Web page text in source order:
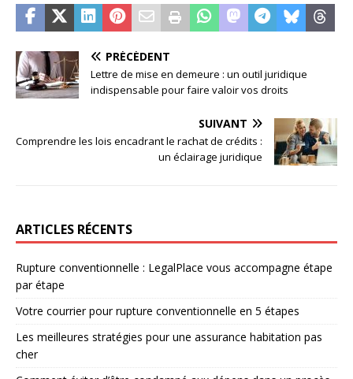
PRÉCÉDENT
Lettre de mise en demeure : un outil juridique
indispensable pour faire valoir vos droits
SUIVANT
Comprendre les lois encadrant le rachat de crédits :
un éclairage juridique
ARTICLES RÉCENTS
Rupture conventionnelle : LegalPlace vous accompagne étape
par étape
Votre courrier pour rupture conventionnelle en 5 étapes
Les meilleures stratégies pour une assurance habitation pas
cher